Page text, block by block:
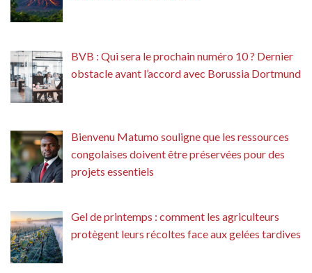
BVB : Qui sera le prochain numéro 10 ? Dernier
obstacle avant l’accord avec Borussia Dortmund
Bienvenu Matumo souligne que les ressources
congolaises doivent être préservées pour des
projets essentiels
Gel de printemps : comment les agriculteurs
protègent leurs récoltes face aux gelées tardives